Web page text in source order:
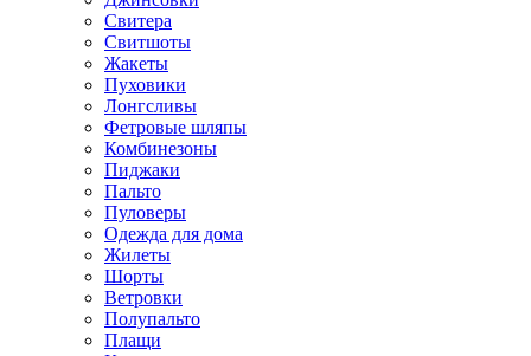
Свитера
Свитшоты
Жакеты
Пуховики
Лонгсливы
Фетровые шляпы
Комбинезоны
Пиджаки
Пальто
Пуловеры
Одежда для дома
Жилеты
Шорты
Ветровки
Полупальто
Плащи